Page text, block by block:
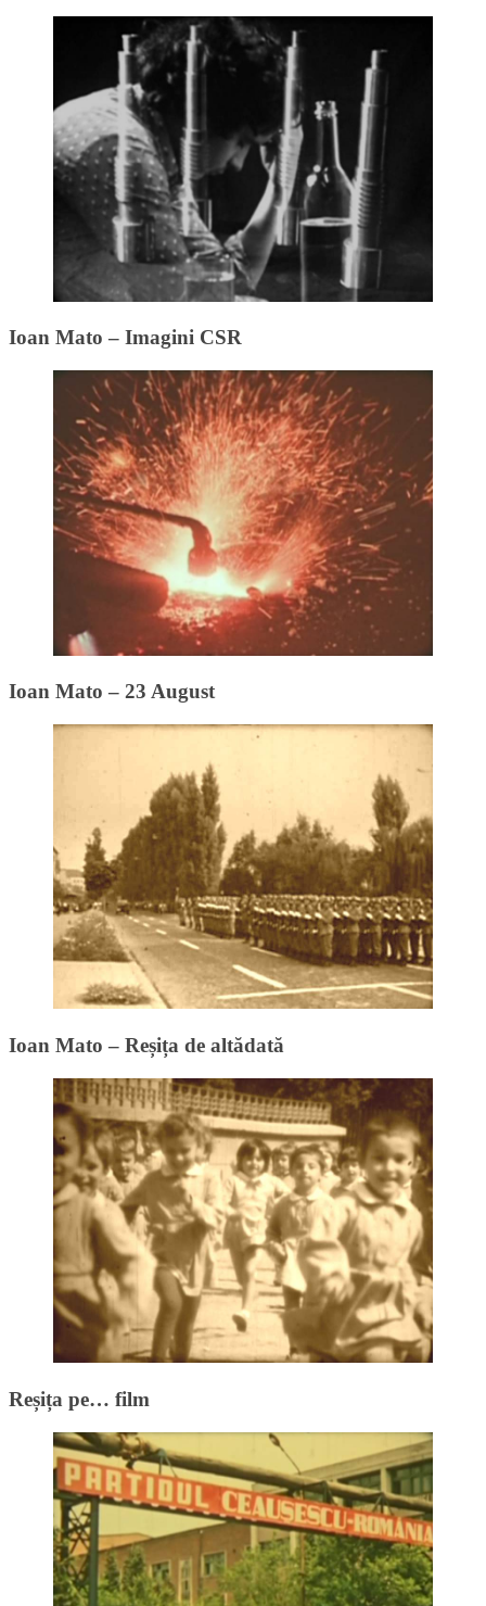
Ioan Mato – Imagini CSR
Ioan Mato – 23 August
Ioan Mato – Reșița de altădată
Reșița pe… film